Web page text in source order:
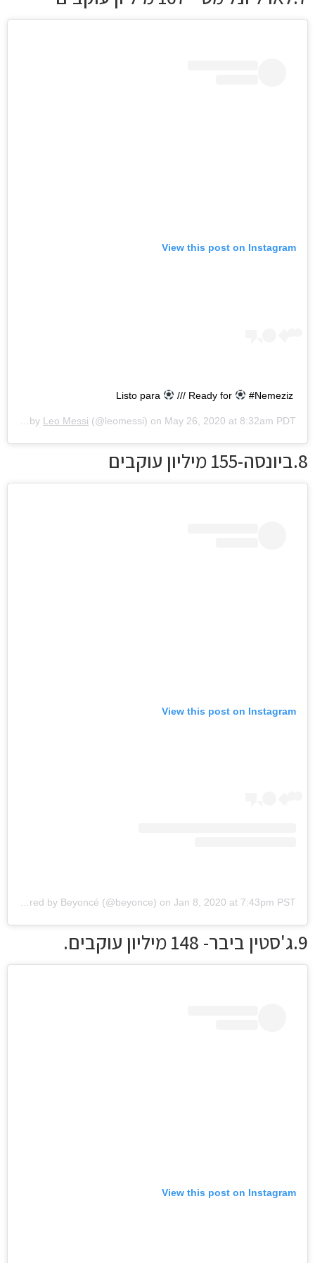
View this post on Instagram
Listo para /// Ready for #Nemeziz
Leo Messi (@leomessi) on May 26, 2020 at 8:32am PDT
8.ביונסה-155 מיליון עוקבים
View this post on Instagram
on Jan 8, 2020 at 7:43pm PST
9.ג'סטין ביבר- 148 מיליון עוקבים.
View this post on Instagram